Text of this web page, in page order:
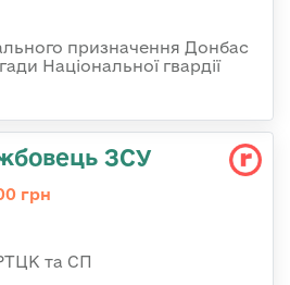
призначення Донбас
Національної гвардії
ЗСУ
грн
та СП